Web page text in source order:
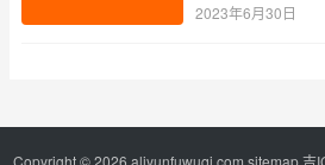
2023年6月30日
Copyright © 2026 aliyunfuwuqi.com sitemap吉